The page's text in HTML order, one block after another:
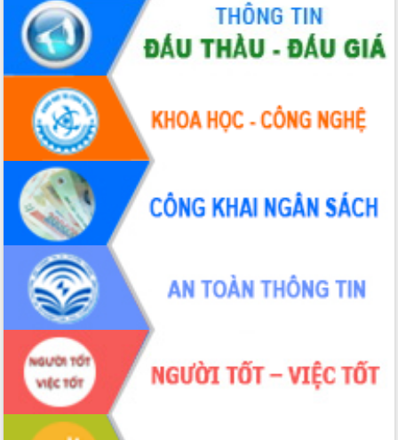
Chương trình “Gặp gỡ hữu nghị –
Friendship Meeting New Year 2026”
Bầu cử Quốc hội và HĐND: Cử tri Đắk
Lắk gửi gắm niềm tin, kỳ vọng vào lá
Đắk Lắk sẵn sàng các điều kiện cho
Ngày hội bầu cử đại biểu Quốc hội
khóa XVI và HĐND các cấp nhiệm kỳ
2026-2031
Đảm bảo cuộc bầu cử đại biểu Quốc
hội và đại biểu HĐND các cấp diễn ra
an toàn, hiệu quả, đúng quy định
Thủ tướng Chính phủ Phạm Minh Chính
kiểm tra, chỉ đạo hoàn thành các dự
án cao tốc và thăm khu tái định cư tại
Đắk Lắk
Sôi nổi Hội đua ngựa truyền thống Gò
Thì Thùng mừng Xuân Bính Ngọ 2026
Lãnh đạo tỉnh dâng hương tưởng niệm
tại Đập Đồng Cam đầu Xuân Bính Ngọ
Ngành nông nghiệp phấn đấu tăng
trưởng đạt 5,86% trong năm 2026
UBND tỉnh Đắk Lắk triển khai công tác